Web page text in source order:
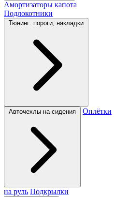
Амортизаторы капота
Подлокотники
Тюнинг: пороги, накладки
Авточехлы на сидения Оплётки
на руль Подкрылки